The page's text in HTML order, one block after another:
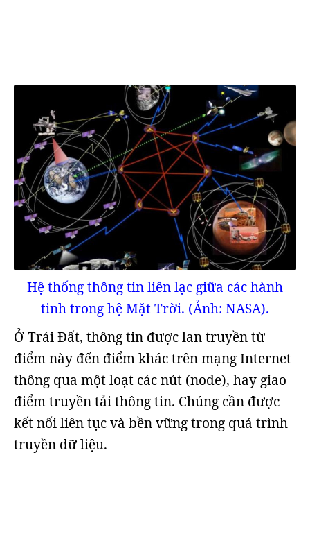
Hệ thống thông tin liên lạc giữa các hành
tinh trong hệ Mặt Trời. (Ảnh: NASA).
Ở Trái Đất, thông tin được lan truyền từ
điểm này đến điểm khác trên mạng Internet
thông qua một loạt các nút (node), hay giao
điểm truyền tải thông tin. Chúng cần được
kết nối liên tục và bền vững trong quá trình
truyền dữ liệu.